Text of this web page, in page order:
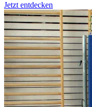
Jetzt entdecken